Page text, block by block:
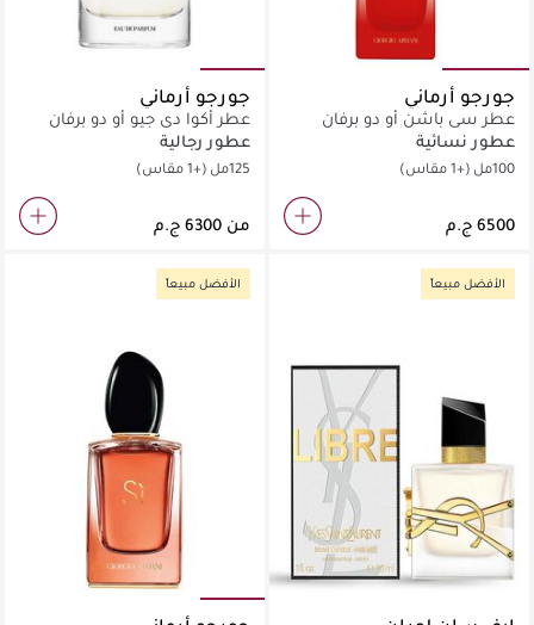
جورجو أرماني
عطر سي باشن أو دو برفان
إنتنس
عطور نسائية
100مل (+1 مقاس)
جورجو أرماني
عطر أكوا دي جيو أو دو برفان
عطور رجالية
125مل (+1 مقاس)
من
الأفضل مبيعاً الأفضل مبيعاً